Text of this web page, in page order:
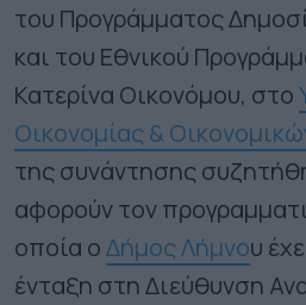
του Προγράμματος
και του Εθνικού
Κατερίνα Οικονόμου, στο
Οικονομίας &
της συνάντησης
αφορούν τον
οποία οΔήμος Λήμνου
ένταξη στη Διεύθυνση